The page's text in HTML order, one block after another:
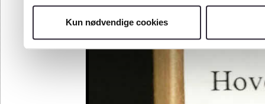
Kun nødvendige cookies